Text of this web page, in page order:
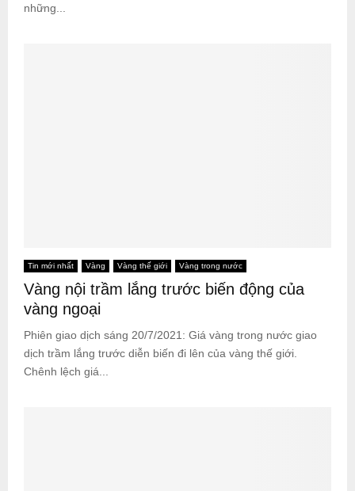
những...
Tin mới nhất Vàng Vàng thế giới Vàng trong nước
Vàng nội trầm lắng trước biến động của
vàng ngoại
Phiên giao dịch sáng 20/7/2021: Giá vàng trong nước giao
dịch trầm lắng trước diễn biến đi lên của vàng thế giới.
Chênh lệch giá...